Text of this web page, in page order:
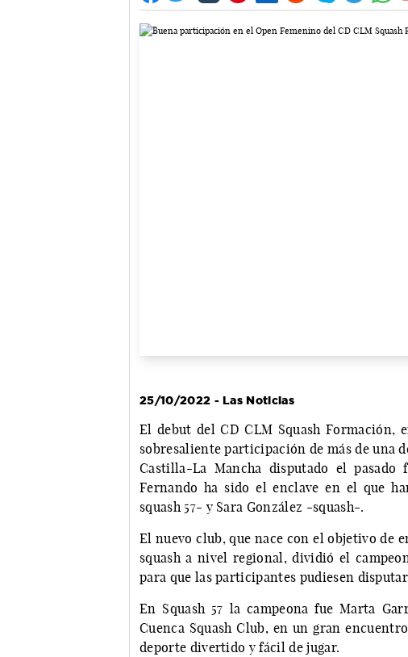
25/10/2022 - Las Noticias
El debut del CD CLM Squash Formación,
sobresaliente participación de más de una
Castilla-La Mancha disputado el
Fernando ha sido el enclave en el que
squash 57- y Sara González -squash-.
El nuevo club, que nace con el objetivo de
squash a nivel regional, dividió el
para que las participantes pudiesen
En Squash 57 la campeona fue Marta
Cuenca Squash Club, en un gran
deporte divertido y fácil de jugar.